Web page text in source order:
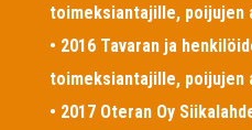
toimeksiantajille, poijujen
• 2016 Tavaran ja
toimeksiantajille, poijujen
• 2017 Oteran Oy